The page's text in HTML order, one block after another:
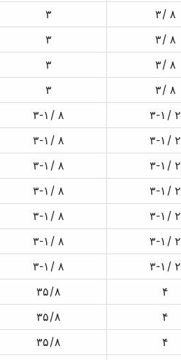
۳ ۳/ ۸
۳ ۳/ ۸
۳ ۳/ ۸
۳ ۳/ ۸
۳-۱/ ۸ ۳-۱/ ۲
۳-۱/ ۸ ۳-۱/ ۲
۳-۱/ ۸ ۳-۱/ ۲
۳-۱/ ۸ ۳-۱/ ۲
۳-۱/ ۸ ۳-۱/ ۲
۳-۱/ ۸ ۳-۱/ ۲
۳-۱/ ۸ ۳-۱/ ۲
۳۵/۸ ۴
۳۵/۸ ۴
۳۵/۸ ۴